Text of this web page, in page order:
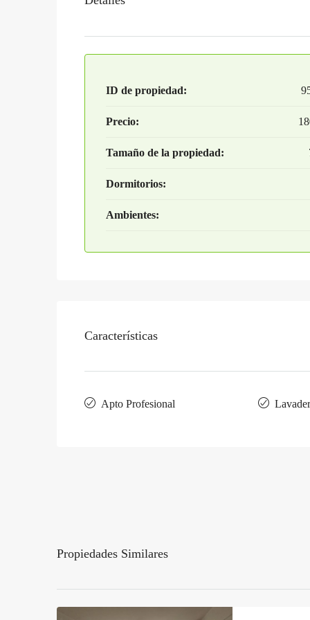
ID de propiedad:
Precio:
Tamaño de la propiedad:
Dormitorios:
Ambientes:
Características
Apto Profesional
Propiedades Similares